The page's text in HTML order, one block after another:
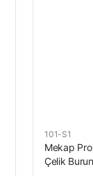
101-S1
Mekap Pro
Çelik